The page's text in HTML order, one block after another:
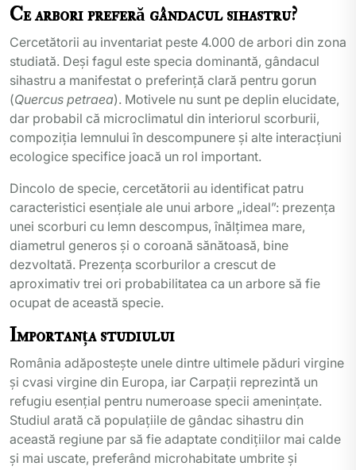
Ce arbori preferă gândacul sihastru?
Cercetătorii au inventariat peste 4.000 de arbori din zona
studiată. Deși fagul este specia dominantă, gândacul
sihastru a manifestat o preferință clară pentru gorun
(Quercus petraea). Motivele nu sunt pe deplin elucidate,
dar probabil că microclimatul din interiorul scorburii,
compoziția lemnului în descompunere și alte interacțiuni
ecologice specifice joacă un rol important.
Dincolo de specie, cercetătorii au identificat patru
caracteristici esențiale ale unui arbore „ideal”: prezența
unei scorburi cu lemn descompus, înălțimea mare,
diametrul generos și o coroană sănătoasă, bine
dezvoltată. Prezența scorburilor a crescut de
aproximativ trei ori probabilitatea ca un arbore să fie
ocupat de această specie.
Importanța studiului
România adăpostește unele dintre ultimele păduri virgine
și cvasi virgine din Europa, iar Carpații reprezintă un
refugiu esențial pentru numeroase specii amenințate.
Studiul arată că populațiile de gândac sihastru din
această regiune par să fie adaptate condițiilor mai calde
și mai uscate, preferând microhabitate umbrite și